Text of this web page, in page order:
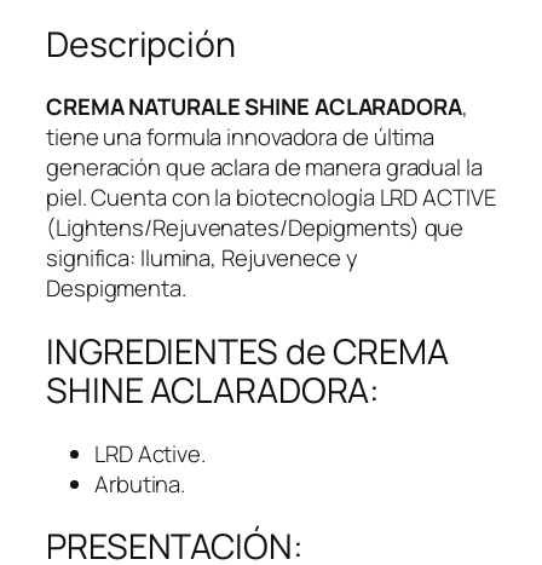
e
a
:
S
/
1
6
0
0
0
.
:
/
1
5
0
.
0
Descripción
CREMA NATURALE SHINE ACLARADORA,
tiene una formula innovadora de última
generación que aclara de manera gradual la
piel. Cuenta con la biotecnología LRD ACTIVE
(Lightens/Rejuvenates/Depigments) que
significa: Ilumina, Rejuvenece y
Despigmenta.
INGREDIENTES de CREMA
SHINE ACLARADORA:
LRD Active.
Arbutina.
PRESENTACIÓN: